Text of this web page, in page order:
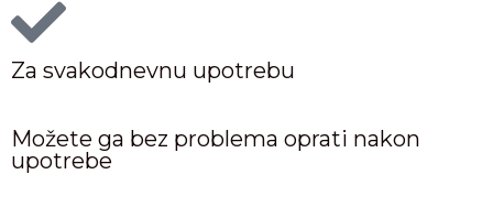
Za svakodnevnu upotrebu
Možete ga bez problema oprati nakon
upotrebe